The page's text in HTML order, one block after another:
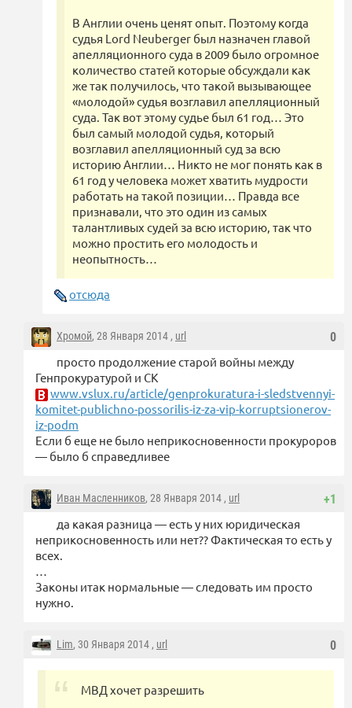
В Англии очень ценят опыт. Поэтому когда
судья Lord Neuberger был назначен главой
апелляционного суда в 2009 было огромное
количество статей которые обсуждали как
же так получилось, что такой вызывающее
«молодой» судья возглавил апелляционный
суда. Так вот этому судье был 61 год… Это
был самый молодой судья, который
возглавил апелляционный суд за всю
историю Англии… Никто не мог понять как в
61 год у человека может хватить мудрости
работать на такой позиции… Правда все
признавали, что это один из самых
талантливых судей за всю историю, так что
можно простить его молодость и
неопытность…
отсюда
0
Хромой, 28 Января 2014 , url
просто продолжение старой войны между
Генпрокуратурой и СК
www.vslux.ru/article/genprokuratura-i-sledstvennyi-
komitet-publichno-possorilis-iz-za-vip-korruptsionerov-
iz-podm
Если б еще не было неприкосновенности прокуроров
— было б справедливее
+1
Иван Масленников, 28 Января 2014 , url
да какая разница — есть у них юридическая
неприкосновенность или нет?? Фактическая то есть у
всех.
…
Законы итак нормальные — следовать им просто
нужно.
0
Lim, 30 Января 2014 , url
МВД хочет разрешить